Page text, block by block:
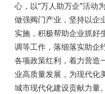
心，以“万人助万企”活动
做强阀门产业，坚持以企
实施，积极帮助企业抓好
调等工作，落细落实助企
各项政策红利，着力营造
业高质量发展，为现代化
城市现代化建设贡献力量。